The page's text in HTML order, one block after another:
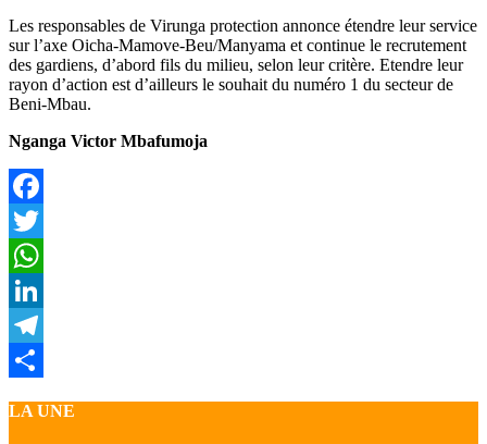
Les responsables de Virunga protection annonce étendre leur service
sur l’axe Oicha-Mamove-Beu/Manyama et continue le recrutement
des gardiens, d’abord fils du milieu, selon leur critère. Etendre leur
rayon d’action est d’ailleurs le souhait du numéro 1 du secteur de
Beni-Mbau.
Nganga Victor Mbafumoja
Facebook
Twitter
WhatsApp
LinkedIn
Telegram
LA UNE